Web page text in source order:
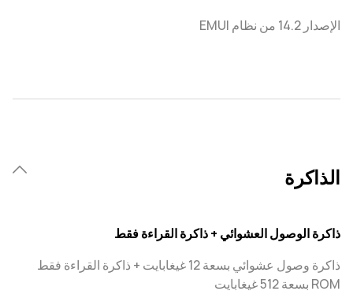
الإصدار 14.2 من نظام EMUI
الذاكرة
ذاكرة الوصول العشوائي + ذاكرة القراءة فقط
ذاكرة وصول عشوائي بسعة 12‏ غيغابايت + ذاكرة القراءة فقط
ROM بسعة 512 غيغابايت